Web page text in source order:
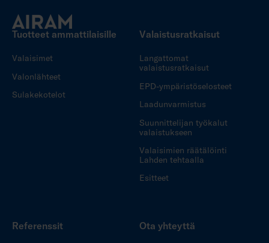
Tuotteet ammattilaisille
Valaisimet
Valonlähteet
Sulakekotelot
Valaistusratkaisut
Langattomat
valaistusratkaisut
EPD-ympäristöselosteet
Laadunvarmistus
Suunnittelijan työkalut
valaistukseen
Valaisimien räätälöinti
Lahden tehtaalla
Esitteet
Referenssit Ota yhteyttä